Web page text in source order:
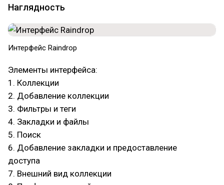
Наглядность
Интерфейс Raindrop
Элементы интерфейса:
1. Коллекции
2. Добавление коллекции
3. Фильтры и теги
4. Закладки и файлы
5. Поиск
6. Добавление закладки и предоставление
доступа
7. Внешний вид коллекции